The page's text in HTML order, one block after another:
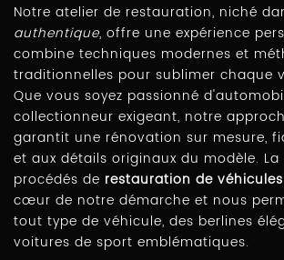
Notre atelier de restauration, niché
authentique, offre une expérience
combine techniques modernes et
traditionnelles pour sublimer chaque
Que vous soyez passionné
collectionneur exigeant, notre
garantit une rénovation sur mesure,
et aux détails originaux du modèle.
procédés de restauration de
cœur de notre démarche et nous
tout type de véhicule, des berlines
voitures de sport emblématiques.